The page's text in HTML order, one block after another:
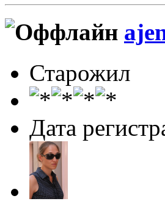
Старожил
Дата